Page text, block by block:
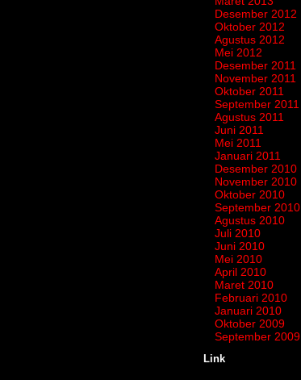
Desember 2012
Oktober 2012
Agustus 2012
Mei 2012
Desember 2011
November 2011
Oktober 2011
September 2011
Agustus 2011
Juni 2011
Mei 2011
Januari 2011
Desember 2010
November 2010
Oktober 2010
September 2010
Agustus 2010
Juli 2010
Juni 2010
Mei 2010
April 2010
Maret 2010
Februari 2010
Januari 2010
Oktober 2009
September 2009
Link